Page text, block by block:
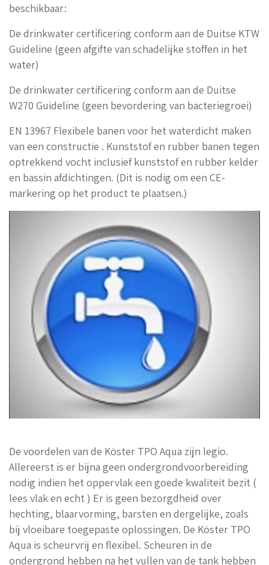
beschikbaar:
De drinkwater certificering conform aan de Duitse KTW
Guideline (geen afgifte van schadelijke stoffen in het
water)
De drinkwater certificering conform aan de Duitse
W270 Guideline (geen bevordering van bacteriegroei)
EN 13967 Flexibele banen voor het waterdicht maken
van een constructie . Kunststof en rubber banen tegen
optrekkend vocht inclusief kunststof en rubber kelder
en bassin afdichtingen. (Dit is nodig om een ​​CE-
markering op het product te plaatsen.)
De voordelen van de Köster TPO Aqua zijn legio.
Allereerst is er bijna geen ondergrondvoorbereiding
nodig indien het oppervlak een goede kwaliteit bezit (
lees vlak en echt ) Er is geen bezorgdheid over
hechting, blaarvorming, barsten en dergelijke, zoals
bij vloeibare toegepaste oplossingen. De Köster TPO
Aqua is scheurvrij en flexibel. Scheuren in de
ondergrond hebben na het vullen van de tank hebben